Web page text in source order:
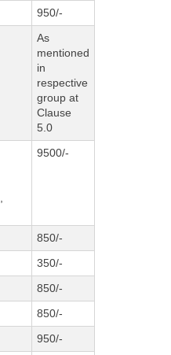
950/-
As
mentioned
in
respective
group at
Clause
5.0
9500/-
850/-
350/-
850/-
850/-
950/-